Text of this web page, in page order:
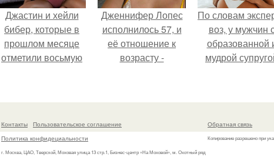
Джастин и хейли
бибер, которые в
прошлом месяце
отметили восьмую
новые фото с
отдыха.
Дженнифер Лопес
исполнилось 57, и
её отношение к
возрасту -
уверенности: "не
отлично выгляжу
По словам
воз, у мужчин
образованной
мудрой
смерти якобы
Контакты
Пользовательское соглашение
Политика конфидециальности
г. Москва, ЦАО, Тверской, Моховая улица 13 стр.1, Бизнес-центр «На Моховой», м. Охотный ряд
Обратная связь
Копирование разрешено при